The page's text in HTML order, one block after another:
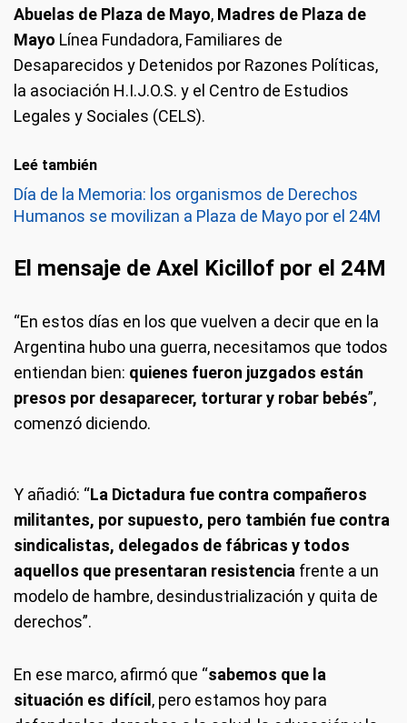
Abuelas de Plaza de Mayo, Madres de Plaza de
Mayo Línea Fundadora, Familiares de
Desaparecidos y Detenidos por Razones Políticas,
la asociación H.I.J.O.S. y el Centro de Estudios
Legales y Sociales (CELS).
Leé también
Día de la Memoria: los organismos de Derechos
Humanos se movilizan a Plaza de Mayo por el 24M
El mensaje de Axel Kicillof por el 24M
“En estos días en los que vuelven a decir que en la
Argentina hubo una guerra, necesitamos que todos
entiendan bien: quienes fueron juzgados están
presos por desaparecer, torturar y robar bebés”,
comenzó diciendo.
Y añadió: “La Dictadura fue contra compañeros
militantes, por supuesto, pero también fue contra
sindicalistas, delegados de fábricas y todos
aquellos que presentaran resistencia frente a un
modelo de hambre, desindustrialización y quita de
derechos”.
En ese marco, afirmó que “sabemos que la
situación es difícil , pero estamos hoy para